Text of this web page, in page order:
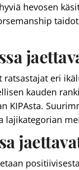
hevosen
eri
kauden
KIPAsta.
lajikategorian